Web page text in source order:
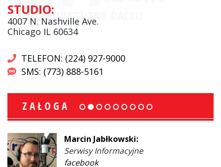
STUDIO:
4007 N. Nashville Ave.
Chicago IL 60634
TELEFON: (224) 927-9000
SMS: (773) 888-5161
ZAŁOGA
Marcin Jabłkowski:
Serwisy Informacyjne
facebook